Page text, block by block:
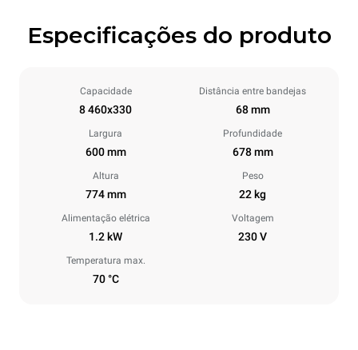
Especificações do produto
Capacidade
8 460x330
Distância entre bandejas
68 mm
Largura
600 mm
Profundidade
678 mm
Altura
774 mm
Peso
22 kg
Alimentação elétrica
1.2 kW
Voltagem
230 V
Temperatura max.
70 °C